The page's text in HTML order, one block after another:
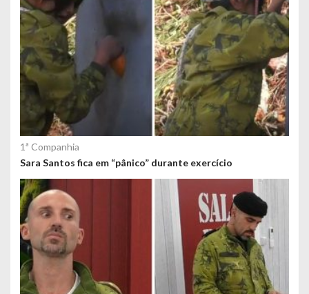
1ª Companhia
Sara Santos fica em “pânico” durante exercício